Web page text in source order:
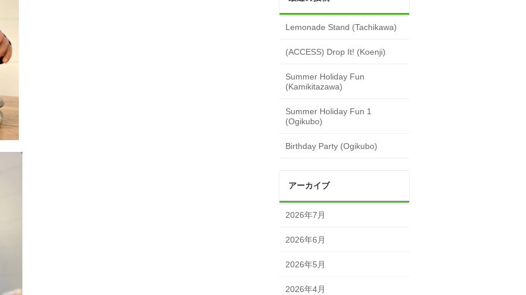
Lemonade Stand (Tachikawa)
(ACCESS) Drop It! (Koenji)
Summer Holiday Fun
(Kamikitazawa)
Summer Holiday Fun 1
(Ogikubo)
Birthday Party (Ogikubo)
アーカイブ
2026年7月
2026年6月
2026年5月
2026年4月